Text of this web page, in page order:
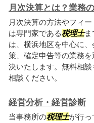
月次決算とは？業務
月次決算の方法やフィ
は専門家である税理士ま
は、横浜地区を中心に
策、確定申告等の業務
決いたします。無料相
相談ください。
経営分析・経営診断
当事務所の税理士が行っ